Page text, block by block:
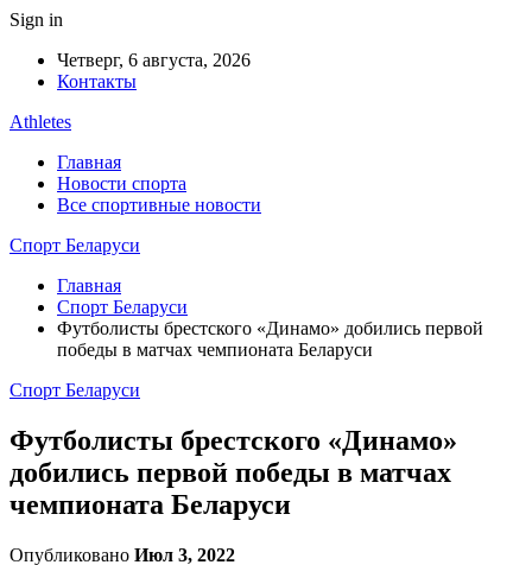
Sign in
Четверг, 6 августа, 2026
Контакты
Athletes
Главная
Новости спорта
Все спортивные новости
Спорт Беларуси
Главная
Спорт Беларуси
Футболисты брестского «Динамо» добились первой
победы в матчах чемпионата Беларуси
Спорт Беларуси
Футболисты брестского «Динамо»
добились первой победы в матчах
чемпионата Беларуси
Опубликовано Июл 3, 2022